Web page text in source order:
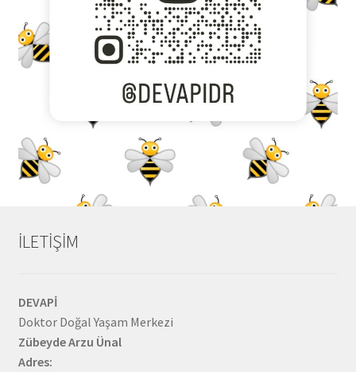
İLETİŞİM
DEVAPİ
Doktor Doğal Yaşam Merkezi
Zübeyde Arzu Ünal
Adres: